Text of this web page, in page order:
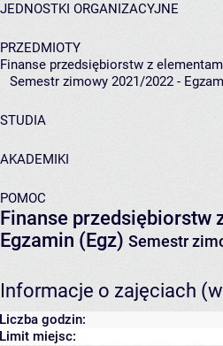
JEDNOSTKI ORGANIZACYJNE
PRZEDMIOTY
Finanse przedsiębiorstw z
Semestr zimowy 2021/2022 -
STUDIA
AKADEMIKI
POMOC
Finanse przedsiębiorstw
Egzamin (Egz) Semestr
Informacje o zajęciach
Liczba godzin:
Limit miejsc: